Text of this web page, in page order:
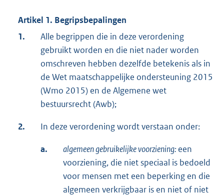
Artikel 1. Begripsbepalingen
1.
Alle begrippen die in deze verordening
gebruikt worden en die niet nader worden
omschreven hebben dezelfde betekenis als in
de Wet maatschappelijke ondersteuning 2015
(Wmo 2015) en de Algemene wet
bestuursrecht (Awb);
2. In deze verordening wordt verstaan onder:
a. algemeen gebruikelijke voorziening: een
voorziening, die niet speciaal is bedoeld
voor mensen met een beperking en die
algemeen verkrijgbaar is en niet of niet